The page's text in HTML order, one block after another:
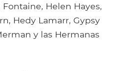
Helen Hayes,
Hedy Lamarr, Gypsy
y las Hermanas